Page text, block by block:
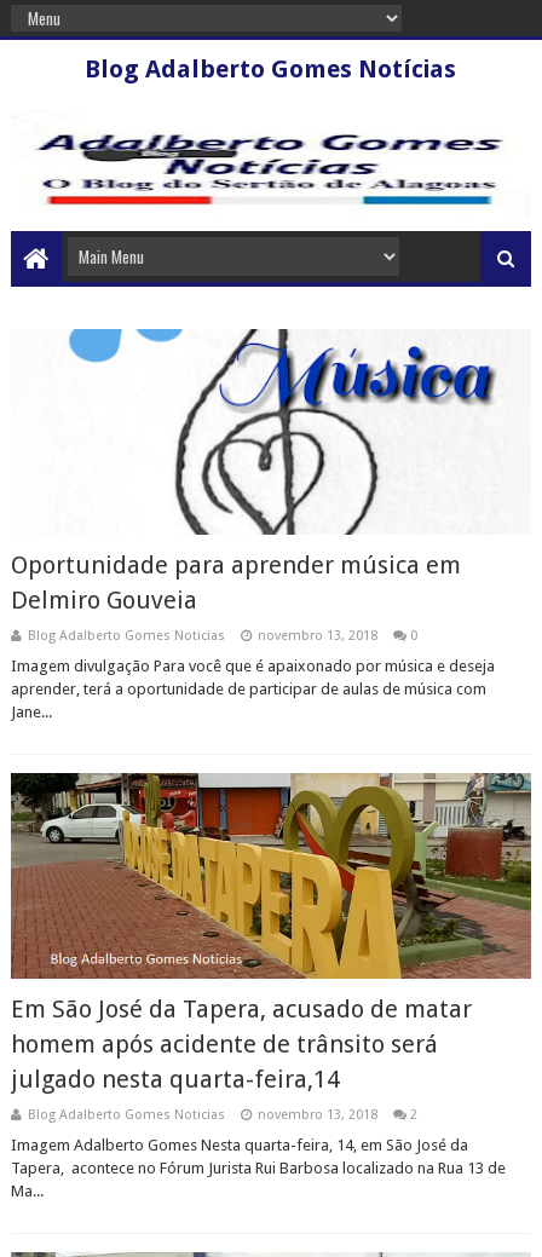
Blog Adalberto Gomes Notícias
Oportunidade para aprender música em
Delmiro Gouveia
Blog Adalberto Gomes Noticias novembro 13, 2018 0
Imagem divulgação Para você que é apaixonado por música e deseja
aprender, terá a oportunidade de participar de aulas de música com
Jane...
Em São José da Tapera, acusado de matar
homem após acidente de trânsito será
julgado nesta quarta-feira,14
Blog Adalberto Gomes Noticias novembro 13, 2018 2
Imagem Adalberto Gomes Nesta quarta-feira, 14, em São José da
Tapera, acontece no Fórum Jurista Rui Barbosa localizado na Rua 13 de
Ma...